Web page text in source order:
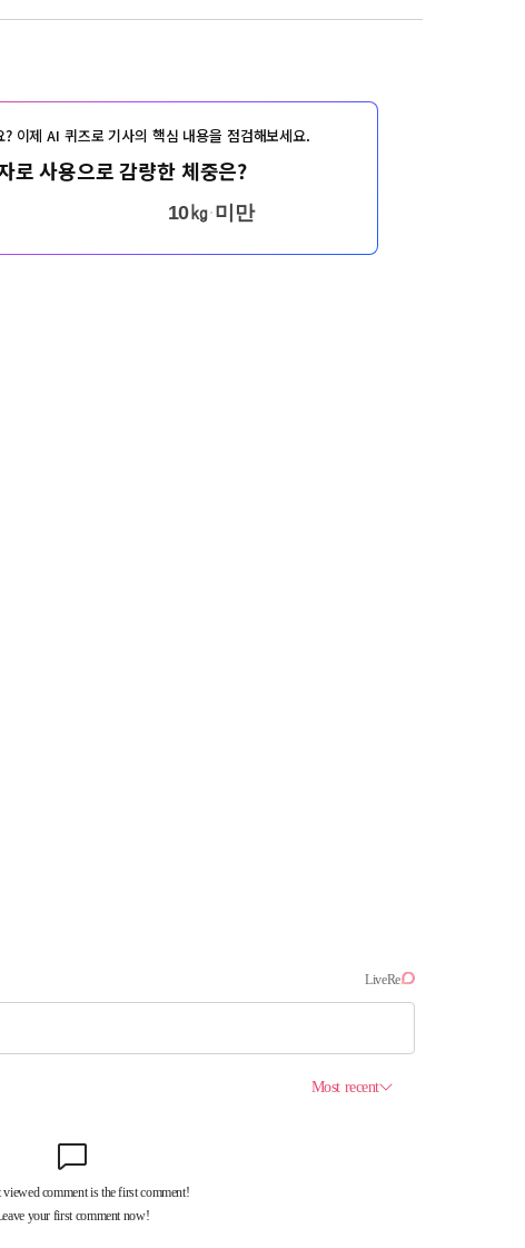
이제 AI 퀴즈로 기사의 핵심 내용을 점검해보세요.
로 사용으로 감량한 체중은?
10㎏ 미만